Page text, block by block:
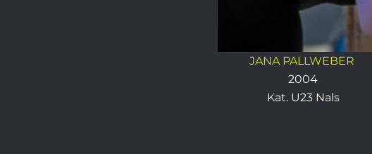
JANA PALLWEBER
2004
Kat. U23 Nals